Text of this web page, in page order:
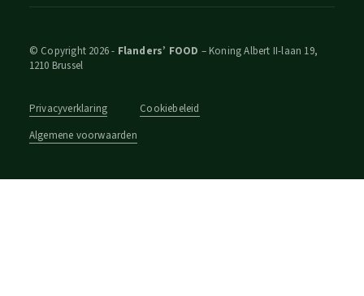
© Copyright 2026 - Flanders’ FOOD – Koning Albert II-laan 19,
1210 Brussel
Privacyverklaring
Cookiebeleid
Algemene voorwaarden